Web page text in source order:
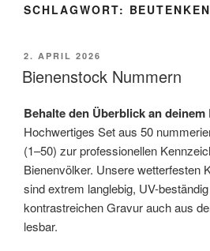
SCHLAGWORT:
VERÖFFENTLICHT
AM
2. APRIL 2026
Bienenstock Nummern
Behalte den Überblick an
Hochwertiges Set aus 50
(1–50) zur professionellen
Bienenvölker. Unsere wetterfesten
sind extrem langlebig, UV-
kontrastreichen Gravur auch aus
lesbar.